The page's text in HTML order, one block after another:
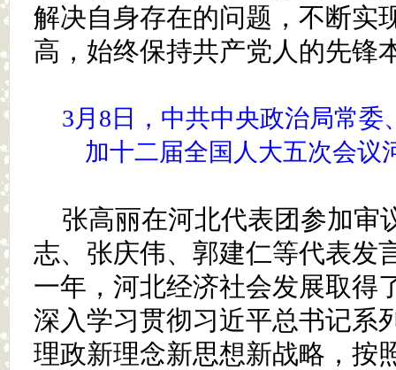
解决自身存在的问题，不断实
高，始终保持共产党人的先锋
3月8日，中共中央政治局常
加十二届全国人大五次会议
张高丽在河北代表团参加审
志、张庆伟、郭建仁等代表发
一年，河北经济社会发展取得
深入学习贯彻习近平总书记系
理政新理念新思想新战略，按